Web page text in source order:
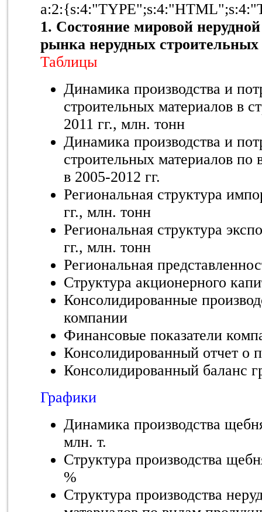
1. Состояние мировой
рынка нерудных строительных
Таблицы
Динамика производства и
строительных материалов в
2011 гг., млн. тонн
Динамика производства и
строительных материалов
в 2005-2012 гг.
Региональная структура
гг., млн. тонн
Региональная структура
гг., млн. тонн
Региональная
Структура акционерного
Консолидированные
компании
Финансовые показатели
Консолидированный отчет о
Консолидированный баланс
Графики
Динамика производства
млн. т.
Структура производства
%
Структура производства